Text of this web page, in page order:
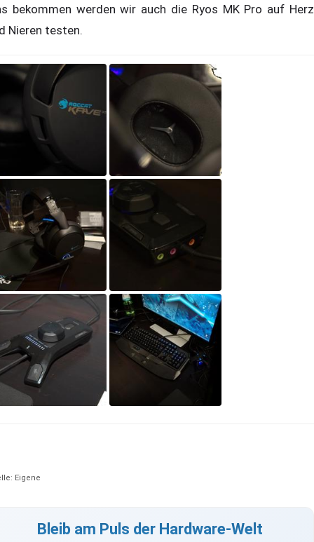
bekommen werden wir auch die Ryos MK Pro auf Herz
Nieren testen.
Eigene
Bleib am Puls der Hardware-Welt